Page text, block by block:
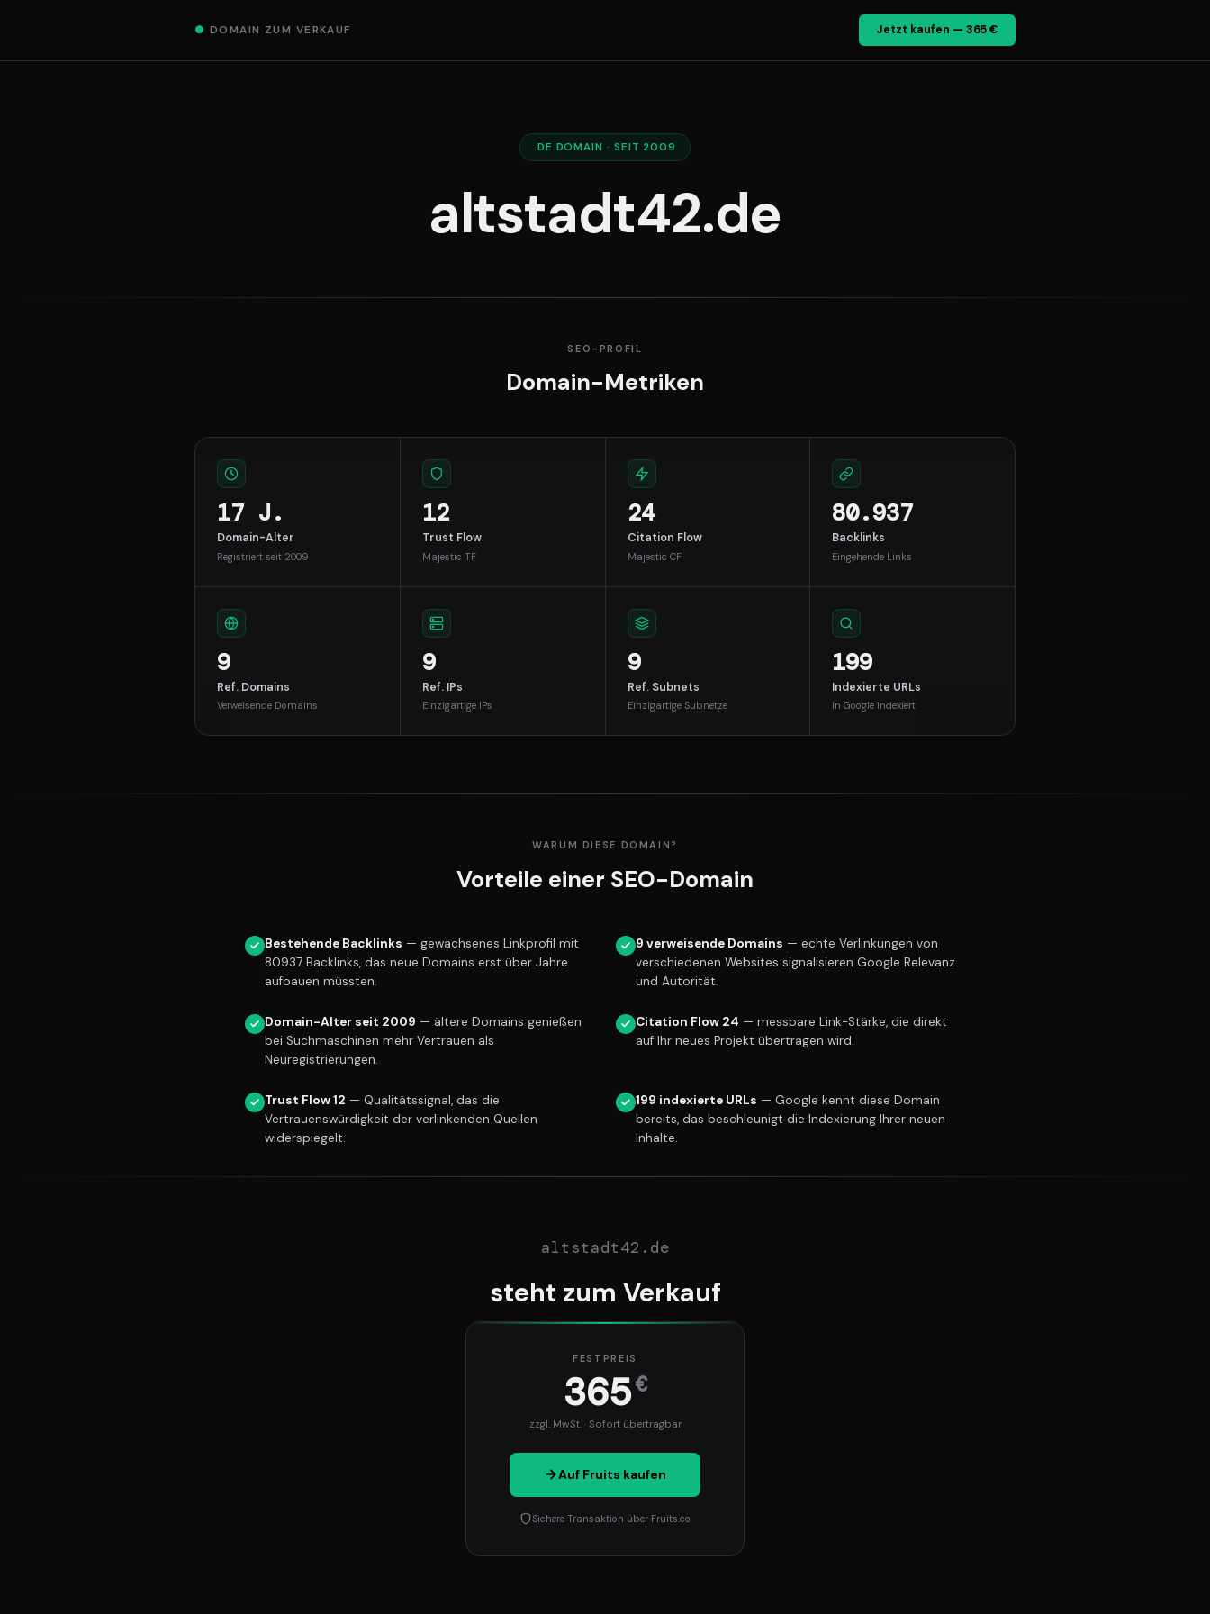
● DOMAIN ZUM VERKAUF Jetzt kaufen — 365 €
.DE DOMAIN · SEIT 2009
altstadt42.de
SEO-PROFIL
Domain-Metriken
17 J.
Domain-Alter
Registriert seit 2009
12
Trust Flow
Majestic TF
24
Citation Flow
Majestic CF
80.937
Backlinks
Eingehende Links
9
Ref. Domains
Verweisende Domains
9
Ref. IPs
Einzigartige IPs
9
Ref. Subnets
Einzigartige Subnetze
199
Indexierte URLs
In Google indexiert
WARUM DIESE DOMAIN?
Vorteile einer SEO-Domain
Bestehende Backlinks — gewachsenes Linkprofil mit
80937 Backlinks, das neue Domains erst über Jahre
aufbauen müssten.
9 verweisende Domains — echte Verlinkungen von
verschiedenen Websites signalisieren Google Relevanz
und Autorität.
Domain-Alter seit 2009 — ältere Domains genießen
bei Suchmaschinen mehr Vertrauen als
Neuregistrierungen.
Citation Flow 24 — messbare Link-Stärke, die direkt
auf Ihr neues Projekt übertragen wird.
Trust Flow 12 — Qualitätssignal, das die
Vertrauenswürdigkeit der verlinkenden Quellen
widerspiegelt.
199 indexierte URLs — Google kennt diese Domain
bereits, das beschleunigt die Indexierung Ihrer neuen
Inhalte.
altstadt42.de
steht zum Verkauf
FESTPREIS
365€
zzgl. MwSt. · Sofort übertragbar
Auf Fruits kaufen
Sichere Transaktion über Fruits.co